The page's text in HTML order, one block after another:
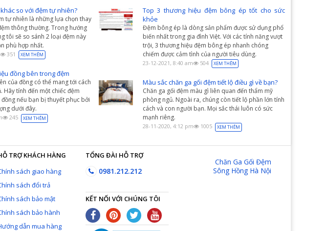
so với đệm tự nhiên?
tự nhiên là những lựa chọn thay
thông thường. Trong hướng
tôi sẽ so sánh 2 loại đệm này
phù hợp nhất.
351 XEM THÊM
đồng bên trong đệm
của đồng có thể mang tới cách
Hãy tính đến một chiếc đệm
nếu bạn bị thuyết phục bởi
dưới đây.
245 XEM THÊM
Top 3 thương hiệu đệm bông ép tốt cho sức
khỏe
Đệm bông ép là dòng sản phẩm được sử dụng phổ
biến nhất trong gia đình Việt. Với các tính năng vượt
trội, 3 thương hiệu đệm bông ép nhanh chóng
chiếm được cảm tình của người tiêu dùng.
23-12-2021, 8:40 am 504 XEM THÊM
Màu sắc chăn ga gối đệm tiết lộ điều gì về bạn?
Chăn ga gối đệm màu gì liên quan đến thẩm mỹ
phòng ngủ. Ngoài ra, chúng còn tiết lộ phần lớn tính
cách và con người bạn. Mọi sắc thái luôn có sức
mạnh riêng.
28-11-2020, 4:12 pm 1005 XEM THÊM
TRỢ KHÁCH HÀNG
sách giao hàng
sách đổi trả
sách bảo mật
sách bảo hành
dẫn mua hàng
TỔNG ĐÀI HỖ TRỢ
0981.212.212
KẾT NỐI VỚI CHÚNG TÔI
Chăn Ga Gối Đệm
Sông Hồng Hà Nội